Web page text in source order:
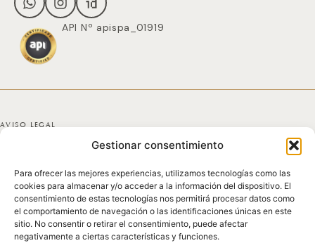
Gestionar consentimiento
Para ofrecer las mejores experiencias, utilizamos tecnologías como las
cookies para almacenar y/o acceder a la información del dispositivo. El
consentimiento de estas tecnologías nos permitirá procesar datos como
el comportamiento de navegación o las identificaciones únicas en este
sitio. No consentir o retirar el consentimiento, puede afectar
negativamente a ciertas características y funciones.
API Nº apispa_01919
AVISO LEGAL
POLÍTICA DE COOKIES
DECLARACIÓN DE ACCESIBILIDAD
MAPA DEL SITIO